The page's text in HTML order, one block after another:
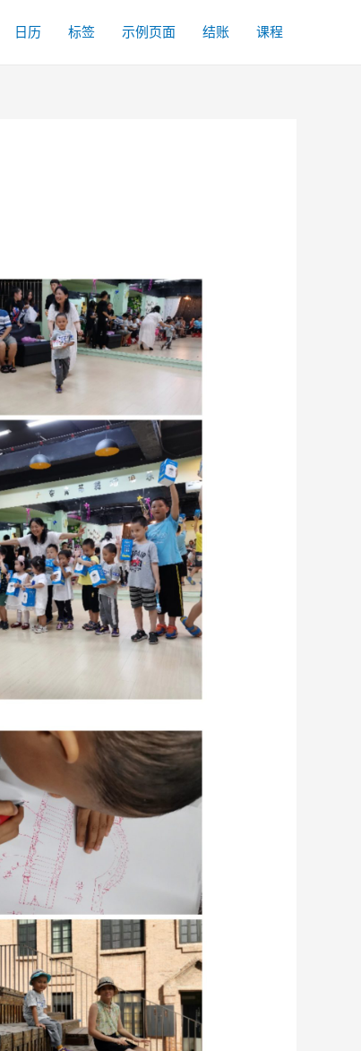
日历 标签 示例页面 结账 课程